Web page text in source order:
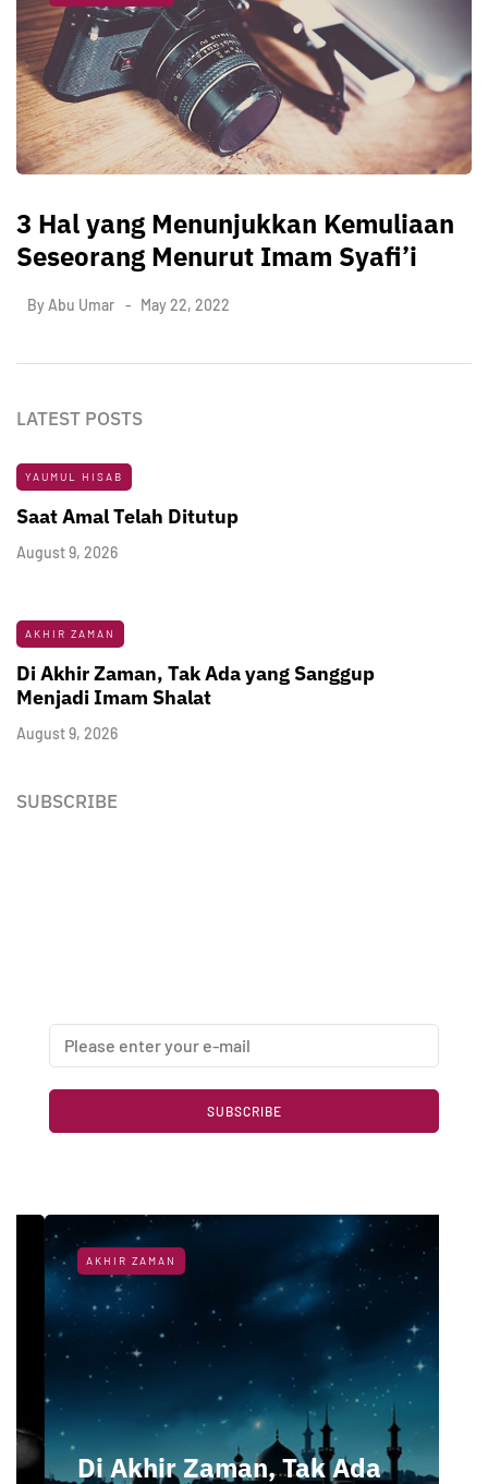
3 Hal yang Menunjukkan Kemuliaan
Seseorang Menurut Imam Syafi’i
By Abu Umar May 22, 2022
AKHIR ZAMAN
Di Akhir Zaman, Tak Ada
LATEST POSTS
YAUMUL HISAB
Saat Amal Telah Ditutup
August 9, 2026
AKHIR ZAMAN
Di Akhir Zaman, Tak Ada yang Sanggup
Menjadi Imam Shalat
August 9, 2026
SUBSCRIBE
SUBSCRIBE